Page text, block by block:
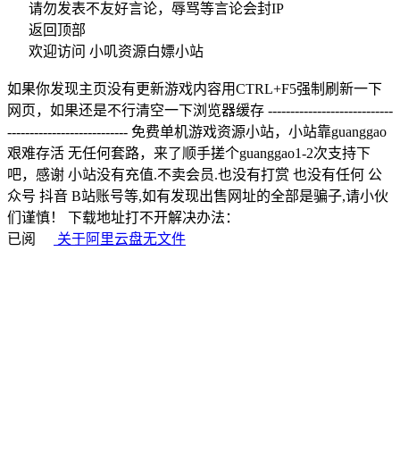
请勿发表不友好言论，辱骂等言论会封IP
返回顶部
欢迎访问 小叽资源白嫖小站
如果你发现主页没有更新游戏内容用CTRL+F5强制刷新一下
网页，如果还是不行清空一下浏览器缓存 ----------------------------
--------------------------- 免费单机游戏资源小站，小站靠guanggao
艰难存活 无任何套路，来了顺手搓个guanggao1-2次支持下
吧，感谢 小站没有充值.不卖会员.也没有打赏 也没有任何 公
众号 抖音 B站账号等,如有发现出售网址的全部是骗子,请小伙
们谨慎！ 下载地址打不开解决办法：
已阅
关于阿里云盘无文件